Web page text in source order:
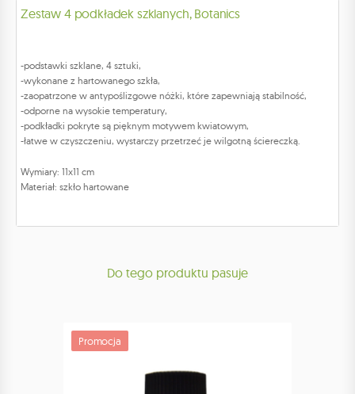
Zestaw 4 podkładek szklanych, Botanics
-podstawki szklane, 4 sztuki,
-wykonane z hartowanego szkła,
-zaopatrzone w antypoślizgowe nóżki, które zapewniają stabilność,
-odporne na wysokie temperatury,
-podkładki pokryte są pięknym motywem kwiatowym,
-łatwe w czyszczeniu, wystarczy przetrzeć je wilgotną ściereczką.
Wymiary: 11x11 cm
Materiał: szkło hartowane
Do tego produktu pasuje
Promocja